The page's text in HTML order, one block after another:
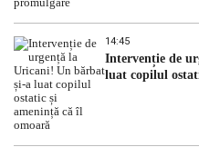
14:45
Intervenție de
luat copilul